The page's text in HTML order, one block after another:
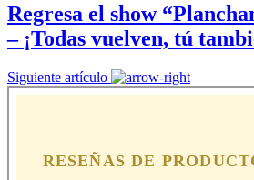
Regresa el show
– ¡Todas vuelven, tú
Siguiente artículo